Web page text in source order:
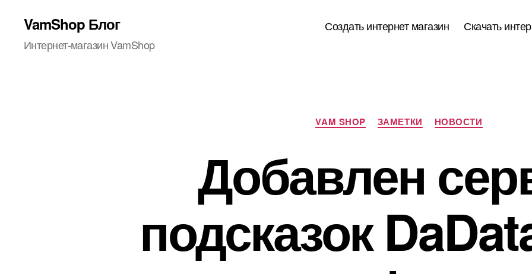
VamShop Блог
Интернет-магазин VamShop
Создать интернет магазин Скачать
Рубрики
VAM SHOP ЗАМЕТКИ НОВОСТИ
Добавлен
подсказок